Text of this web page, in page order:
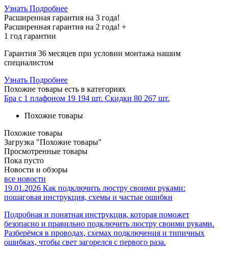
Узнать Подробнее
Расширенная гарантия на 3 года!
Расширенная гарантия на 2 года! +
1 год гарантии
Гарантия 36 месяцев при условии монтажа нашим
специалистом
Узнать Подробнее
Похожие товары есть в категориях
Бра с 1 плафоном 19 194 шт. Скидки 80 267 шт.
Похожие товары
Похожие товары
Загрузка "Похожие товары"
Просмотренные товары
Пока пусто
Новости и обзоры
все новости
19.01.2026 Как подключить люстру своими руками:
пошаговая инструкция, схемы и частые ошибки
Подробная и понятная инструкция, которая поможет
безопасно и правильно подключить люстру своими руками.
Разберёмся в проводах, схемах подключения и типичных
ошибках, чтобы свет загорелся с первого раза.